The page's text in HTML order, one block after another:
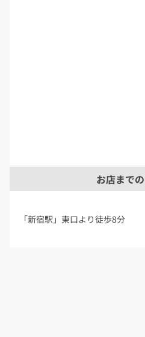
お店まで
「新宿駅」東口より徒歩8分